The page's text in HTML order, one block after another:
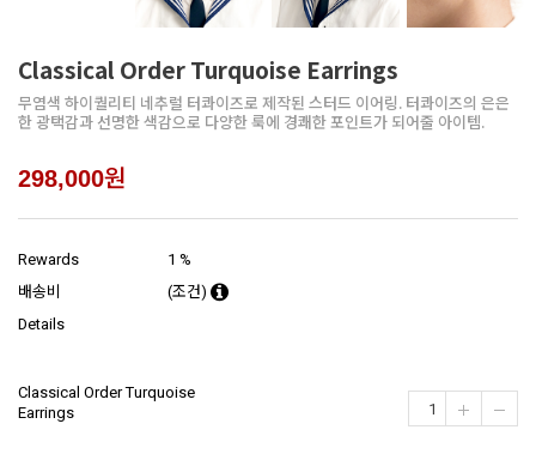
Classical Order Turquoise Earrings
무염색 하이퀄리티 네추럴 터콰이즈로 제작된 스터드 이어링. 터콰이즈의 은은
한 광택감과 선명한 색감으로 다양한 룩에 경쾌한 포인트가 되어줄 아이템.
298,000원
Rewards
1 %
배송비
(조건)
Details
Classical Order Turquoise
Earrings